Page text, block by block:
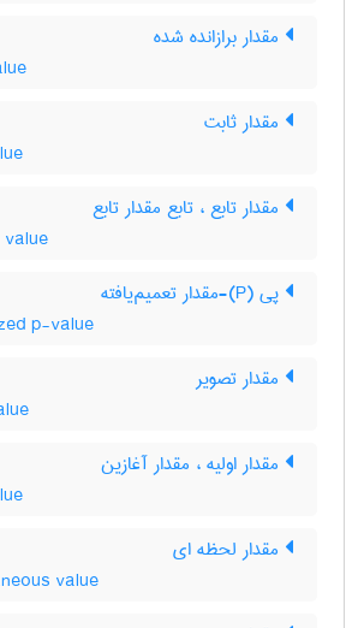
مقدار برازانده شده
مقدار ثابت
مقدار تابع ، تابع مقدار تابع
پی (P)-مقدار تعمیم‌یافته
p-value
مقدار تصویر
مقدار اولیه ، مقدار آغازین
مقدار لحظه ای
value